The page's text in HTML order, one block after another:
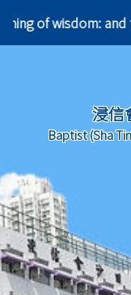
of wisdom: and
浸信
Baptist (Sha